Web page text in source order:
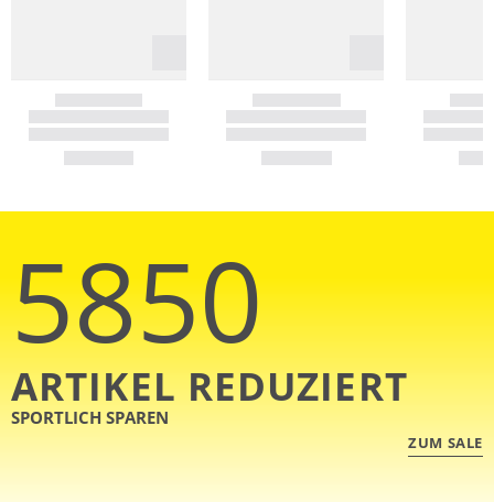
5850
ARTIKEL REDUZIERT
SPORTLICH SPAREN
ZUM SALE